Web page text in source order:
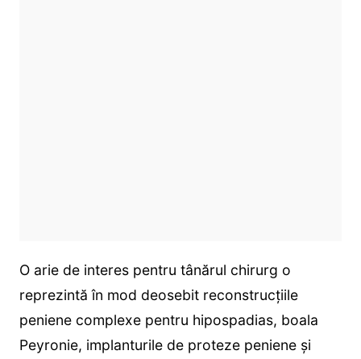
O arie de interes pentru tânărul chirurg o
reprezintă în mod deosebit reconstrucțiile
peniene complexe pentru hipospadias, boala
Peyronie, implanturile de proteze peniene și